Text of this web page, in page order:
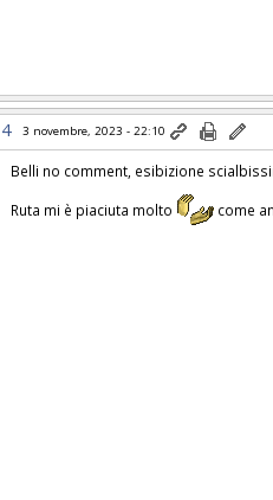
4 3 novembre, 2023 - 22:10
Belli no comment, esibizione
Ruta mi è piaciuta molto come